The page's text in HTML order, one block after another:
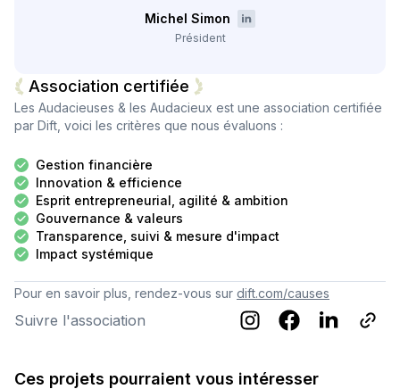
Michel Simon
Président
Association certifiée
Les Audacieuses & les Audacieux est une association certifiée
par Dift, voici les critères que nous évaluons :
Gestion financière
Innovation & efficience
Esprit entrepreneurial, agilité & ambition
Gouvernance & valeurs
Transparence, suivi & mesure d'impact
Impact systémique
Pour en savoir plus, rendez-vous sur dift.com/causes
Suivre l'association
Ces projets pourraient vous intéresser